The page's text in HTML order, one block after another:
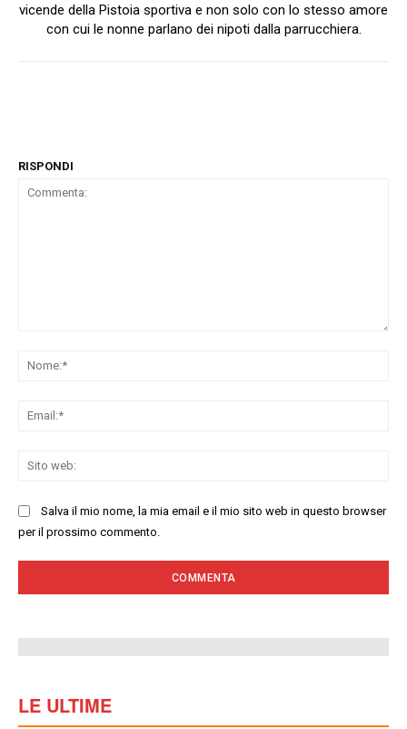
vicende della Pistoia sportiva e non solo con lo stesso amore
con cui le nonne parlano dei nipoti dalla parrucchiera.
RISPONDI
Salva il mio nome, la mia email e il mio sito web in questo browser
per il prossimo commento.
LE ULTIME